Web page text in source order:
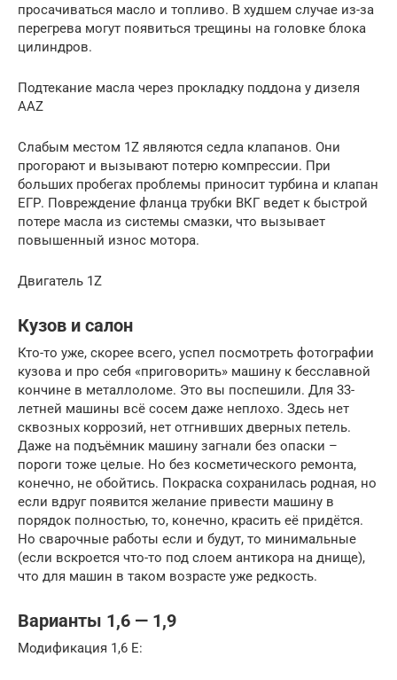
просачиваться масло и топливо. В худшем случае из-за
перегрева могут появиться трещины на головке блока
цилиндров.
Подтекание масла через прокладку поддона у дизеля
AAZ
Слабым местом 1Z являются седла клапанов. Они
прогорают и вызывают потерю компрессии. При
больших пробегах проблемы приносит турбина и клапан
ЕГР. Повреждение фланца трубки ВКГ ведет к быстрой
потере масла из системы смазки, что вызывает
повышенный износ мотора.
Двигатель 1Z
Кузов и салон
Кто-то уже, скорее всего, успел посмотреть фотографии
кузова и про себя «приговорить» машину к бесславной
кончине в металлоломе. Это вы поспешили. Для 33-
летней машины всё сосем даже неплохо. Здесь нет
сквозных коррозий, нет отгнивших дверных петель.
Даже на подъёмник машину загнали без опаски –
пороги тоже целые. Но без косметического ремонта,
конечно, не обойтись. Покраска сохранилась родная, но
если вдруг появится желание привести машину в
порядок полностью, то, конечно, красить её придётся.
Но сварочные работы если и будут, то минимальные
(если вскроется что-то под слоем антикора на днище),
что для машин в таком возрасте уже редкость.
Варианты 1,6 — 1,9
Модификация 1,6 Е: